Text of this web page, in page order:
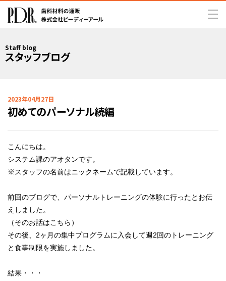
Staff blog
スタッフブログ
2023年04月27日
初めてのパーソナル続編
こんにちは。
システム課のアオタンです。
※スタッフの名前はニックネームで記載しています。
前回のブログで、 パーソナルトレーニングの体験に行ったとお伝
えしました。
（そのお話はこちら ）
その後、 2ヶ月の集中プログラムに入会して週2回のトレーニング
と食事制 限を実施しました。
結果・・・